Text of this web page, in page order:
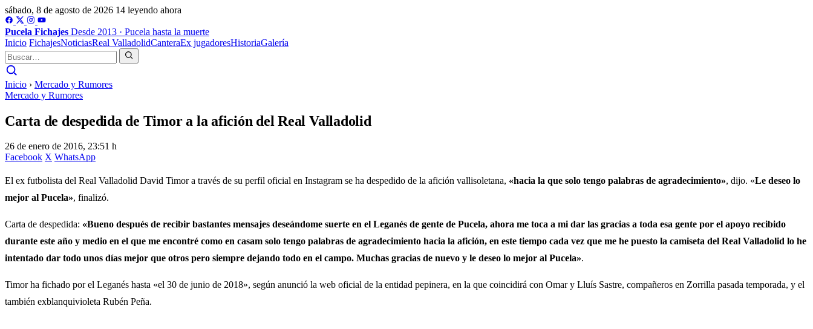
sábado, 8 de agosto de 2026 14 leyendo ahora
Pucela Fichajes Desde 2013 · Pucela hasta la muerte
Inicio FichajesNoticiasReal ValladolidCanteraEx jugadoresHistoriaGalería
Inicio › Mercado y Rumores
Mercado y Rumores
Carta de despedida de Timor a la afición del Real Valladolid
26 de enero de 2016, 23:51 h
Facebook X WhatsApp
El ex futbolista del Real Valladolid David Timor a través de su perfil oficial en Instagram se ha despedido de la afición vallisoletana, «hacia la que solo tengo palabras de agradecimiento», dijo. «Le deseo lo
mejor al Pucela», finalizó.
Carta de despedida: «Bueno después de recibir bastantes mensajes deseándome suerte en el Leganés de gente de Pucela, ahora me toca a mi dar las gracias a toda esa gente por el apoyo recibido
durante este año y medio en el que me encontré como en casam solo tengo palabras de agradecimiento hacia la afición, en este tiempo cada vez que me he puesto la camiseta del Real Valladolid lo he
intentado dar todo unos días mejor que otros pero siempre dejando todo en el campo. Muchas gracias de nuevo y le deseo lo mejor al Pucela».
Timor ha fichado por el Leganés hasta «el 30 de junio de 2018», según anunció la web oficial de la entidad pepinera, en la que coincidirá con Omar y Lluís Sastre, compañeros en Zorrilla pasada temporada, y el
también exblanquivioleta Rubén Peña.